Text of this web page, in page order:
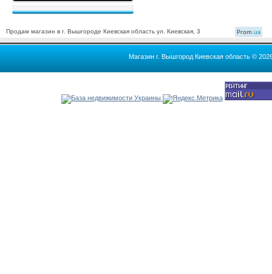
Продам магазин в г. Вышгороде Киевская область ул. Киевская, 3 Prom.ua
Магазин г. Вышгород Киевская область ©